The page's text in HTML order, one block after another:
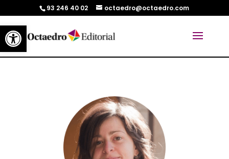
Abrir barra de herramientas
93 246 40 02 octaedro@octaedro.com